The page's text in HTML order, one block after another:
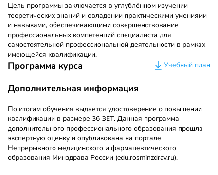
Цель программы заключается в углублённом изучении
теоретических знаний и овладении практическими умениями
и навыками, обеспечивающими совершенствование
профессиональных компетенций специалиста для
самостоятельной профессиональной деятельности в рамках
имеющейся квалификации.
Программа курса Учебный план
Дополнительная информация
По итогам обучения выдается удостоверение о повышении
квалификации в размере 36 ЗЕТ. Данная программа
дополнительного профессионального образования прошла
экспертную оценку и опубликована на портале
Непрерывного медицинского и фармацевтического
образования Минздрава России (edu.rosminzdrav.ru).